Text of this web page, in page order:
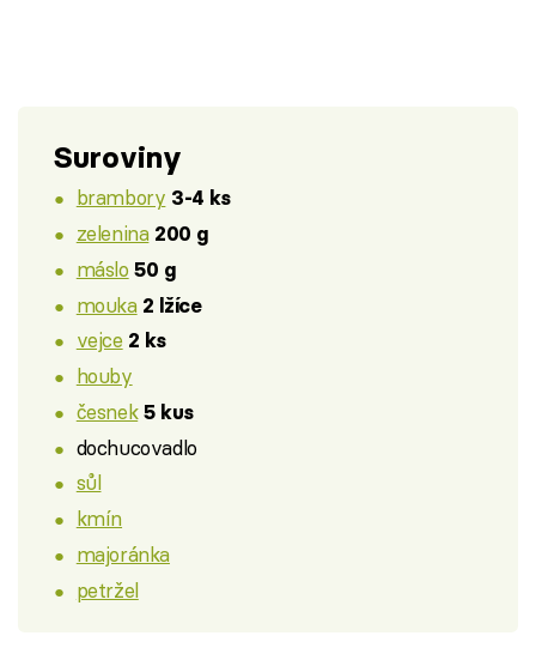
Suroviny
brambory 3-4 ks
zelenina 200 g
máslo 50 g
mouka 2 lžíce
vejce 2 ks
houby
česnek 5 kus
dochucovadlo
sůl
kmín
majoránka
petržel